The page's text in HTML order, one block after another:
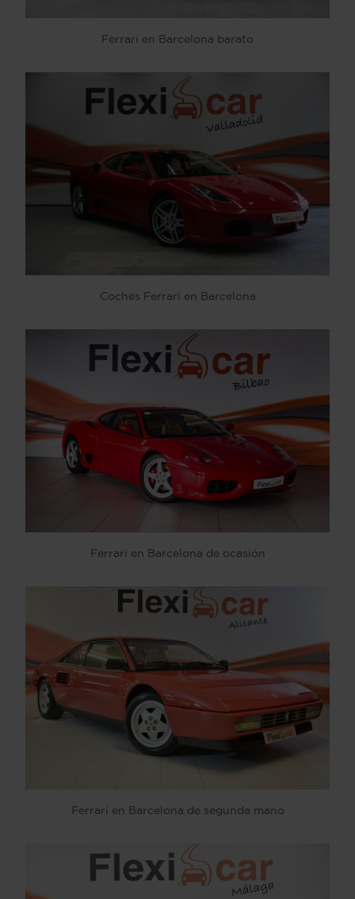
Ferrari en Barcelona barato
Coches Ferrari en Barcelona
Ferrari en Barcelona de ocasión
Ferrari en Barcelona de segunda mano